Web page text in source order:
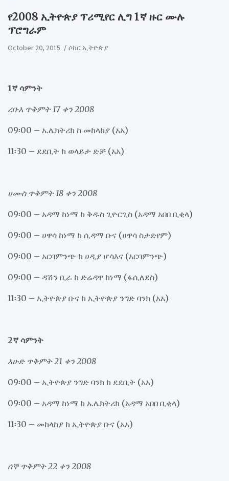
የ2008 ኢትዮጵያ ፕሪሚየር ሊግ 1ኛ ዙር ሙሉ
ፕሮግራም
October 20, 2015 ሶከር ኢትዮጵያ
1ኛ ሳምንት
ረቡእ ጥቅምት 17 ቀን 2008
09፡00 – ኤሌክትሪክ ከ መከላከያ (አአ)
11፡30 – ደደቢት ከ ወላይታ ድቻ (አአ)
ሀሙስ ጥቅምት 18 ቀን 2008
09፡00 – አዳማ ከነማ ከ ቅዱስ ጊዮርጊስ (አዳማ አበበ ቢቂላ)
09፡00 – ሀዋሳ ከነማ ከ ሲዳማ ቡና (ሀዋሳ ስታድየም)
09፡00 – አርባምንጭ ከ ሀዲያ ሆሳእና (አርባምንጭ)
09፡00 – ዳሽን ቢራ ከ ድሬዳዋ ከነማ (ፋሲለደስ)
11፡30 – ኢትዮጵያ ቡና ከ ኢትዮጵያ ንግድ ባንክ (አአ)
2ኛ ሳምንት
እሁድ ጥቅምት 21 ቀን 2008
09፡00 – ኢትዮጵያ ንግድ ባንክ ከ ደደቢት (አአ)
09፡00 – አዳማ ከነማ ከ ኤሌክትሪክ (አዳማ አበበ ቢቂላ)
11፡30 – መከላከያ ከ ኢትዮጵያ ቡና (አአ)
ሰኞ ጥቅምት 22 ቀን 2008